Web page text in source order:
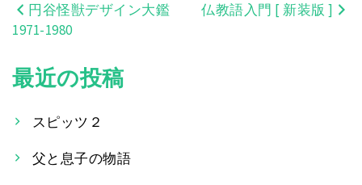
投
ナ
ビ
円谷怪獣デザイン大鑑
1971-1980
仏教語入門 [ 新装版 ]
最近の投稿
スピッツ２
父と息子の物語